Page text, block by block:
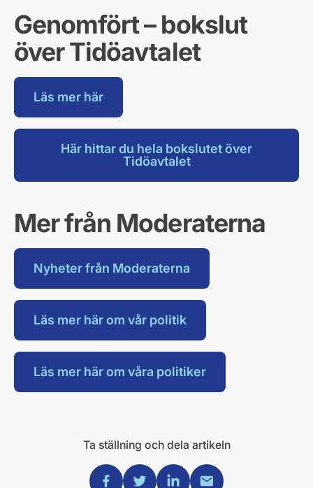
Genomfört – bokslut
över Tidöavtalet
Läs mer här
Här hittar du hela bokslutet över
Tidöavtalet
Mer från Moderaterna
Nyheter från Moderaterna
Läs mer här om vår politik
Läs mer här om våra politiker
Ta ställning och dela artikeln
Dela via Facebook
Dela via Twitter
Dela via Linkedin
Dela via Mail